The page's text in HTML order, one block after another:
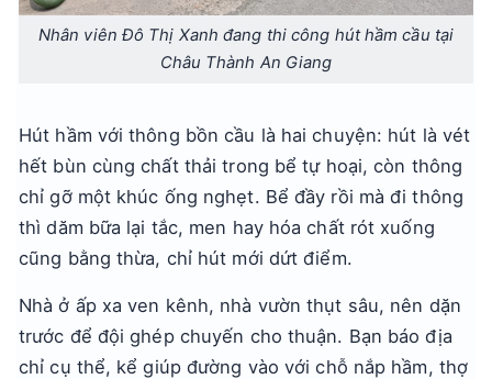
Nhân viên Đô Thị Xanh đang thi công hút hầm cầu tại
Châu Thành An Giang
Hút hầm với thông bồn cầu là hai chuyện: hút là vét
hết bùn cùng chất thải trong bể tự hoại, còn thông
chỉ gỡ một khúc ống nghẹt. Bể đầy rồi mà đi thông
thì dăm bữa lại tắc, men hay hóa chất rót xuống
cũng bằng thừa, chỉ hút mới dứt điểm.
Nhà ở ấp xa ven kênh, nhà vườn thụt sâu, nên dặn
trước để đội ghép chuyến cho thuận. Bạn báo địa
chỉ cụ thể, kể giúp đường vào với chỗ nắp hầm, thợ